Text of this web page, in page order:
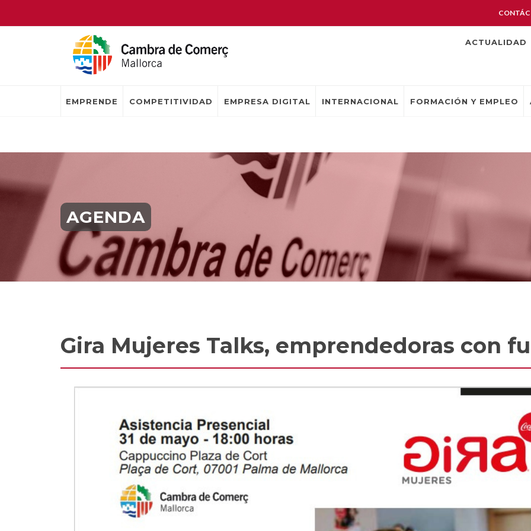
ACTUALIDAD
EMPRENDE COMPETITIVIDAD EMPRESA DIGITAL INTERNACIONAL FORMACIÓN Y EMPLEO
AGENDA
Gira Mujeres Talks, emprendedoras con